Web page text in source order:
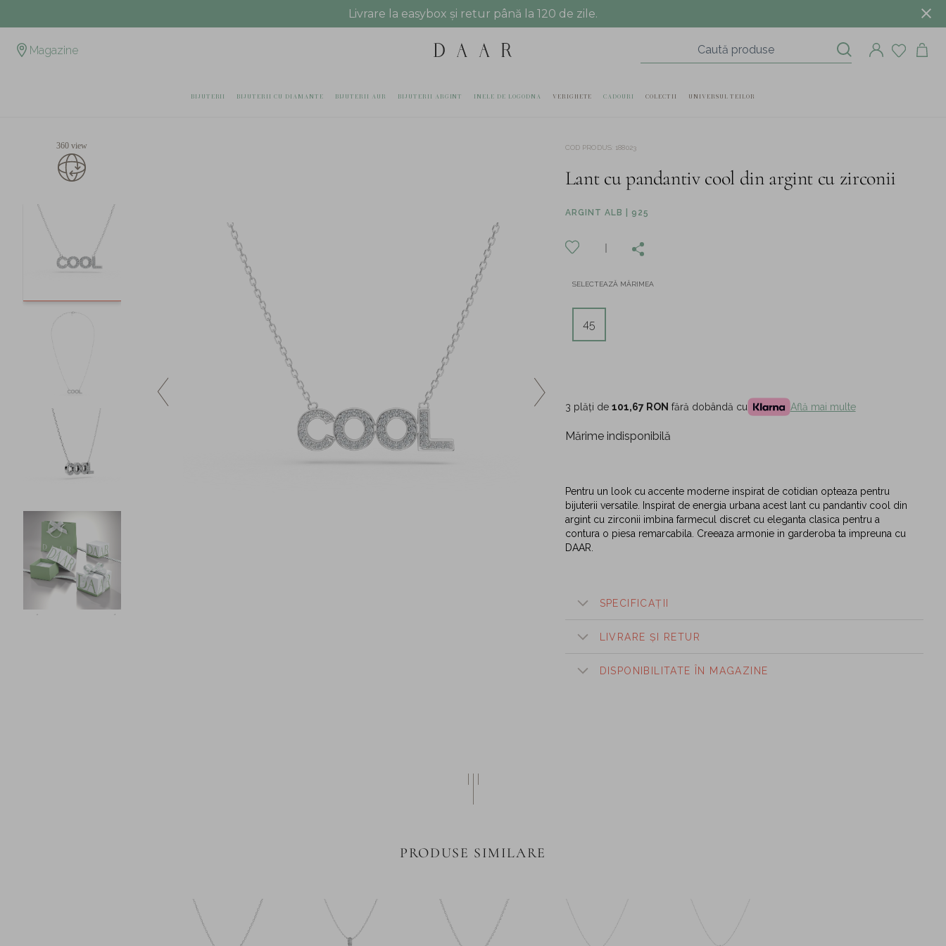
Livrare la easybox și retur până la 120 de zile.
Magazine
BIJUTERII BIJUTERII CU DIAMANTE BIJUTERII AUR BIJUTERII ARGINT INELE DE LOGODNA VERIGHETE CADOURI COLECTII UNIVERSUL TEILOR
360 view COD PRODUS: 188023
Lant cu pandantiv cool din argint cu zirconii
ARGINT ALB | 925
SELECTEAZĂ MĂRIMEA
45
3 plăți de 101,67 RON fără dobândă cu Află mai multe
Mărime indisponibilă
Pentru un look cu accente moderne inspirat de cotidian opteaza pentru
bijuterii versatile. Inspirat de energia urbana acest lant cu pandantiv cool din
argint cu zirconii imbina farmecul discret cu eleganta clasica pentru a
contura o piesa remarcabila. Creeaza armonie in garderoba ta impreuna cu
DAAR.
SPECIFICAȚII
LIVRARE ȘI RETUR
DISPONIBILITATE ÎN MAGAZINE
PRODUSE SIMILARE